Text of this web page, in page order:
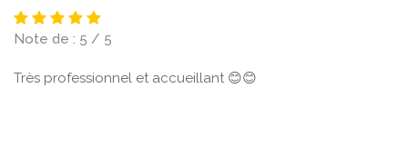
Note de : 5 / 5
Très professionnel et accueillant 😊😊